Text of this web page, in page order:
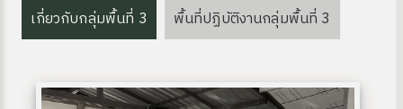
เกี่ยวกับกลุ่มพื้นที่ 3 พื้นที่ปฏิบัติงานกลุ่มพื้นที่ 3